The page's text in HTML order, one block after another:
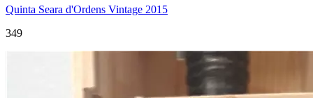
Quinta Seara d'Ordens Vintage 2015
349